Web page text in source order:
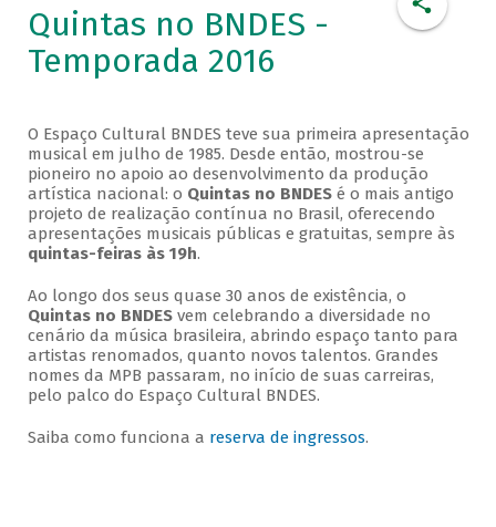
Quintas no BNDES -
Temporada 2016
O Espaço Cultural BNDES teve sua primeira apresentação
musical em julho de 1985. Desde então, mostrou-se
pioneiro no apoio ao desenvolvimento da produção
artística nacional: o Quintas no BNDESé o mais antigo
projeto de realização contínua no Brasil, oferecendo
apresentações musicais públicas e gratuitas, sempre às
quintas-feiras às 19h.
Ao longo dos seus quase 30 anos de existência, o
Quintas no BNDESvem celebrando a diversidade no
cenário da música brasileira, abrindo espaço tanto para
artistas renomados, quanto novos talentos. Grandes
nomes da MPB passaram, no início de suas carreiras,
pelo palco do Espaço Cultural BNDES.
Saiba como funciona a reserva de ingressos.